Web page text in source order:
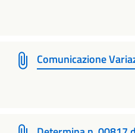
Comunicazione